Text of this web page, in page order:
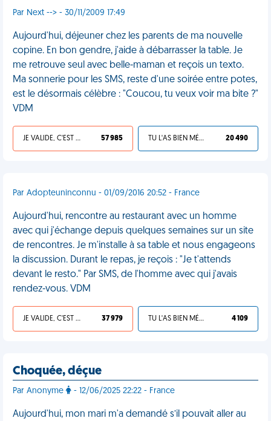
Par Next --> - 30/11/2009 17:49
Aujourd'hui, déjeuner chez les parents de ma nouvelle
copine. En bon gendre, j'aide à débarrasser la table. Je
me retrouve seul avec belle-maman et reçois un texto.
Ma sonnerie pour les SMS, reste d'une soirée entre potes,
est le désormais célèbre : "Coucou, tu veux voir ma bite ?"
VDM
JE VALIDE, C'EST UNE VDM 57 985 TU L'AS BIEN MÉRITÉ 20 490
Par Adopteuninconnu - 01/09/2016 20:52 - France
Aujourd'hui, rencontre au restaurant avec un homme
avec qui j'échange depuis quelques semaines sur un site
de rencontres. Je m'installe à sa table et nous engageons
la discussion. Durant le repas, je reçois : "Je t'attends
devant le resto." Par SMS, de l'homme avec qui j'avais
rendez-vous. VDM
JE VALIDE, C'EST UNE VDM 37 979 TU L'AS BIEN MÉRITÉ 4 109
Choquée, déçue
Par Anonyme - 12/06/2025 22:22 - France
Aujourd'hui, mon mari m'a demandé s’il pouvait aller au